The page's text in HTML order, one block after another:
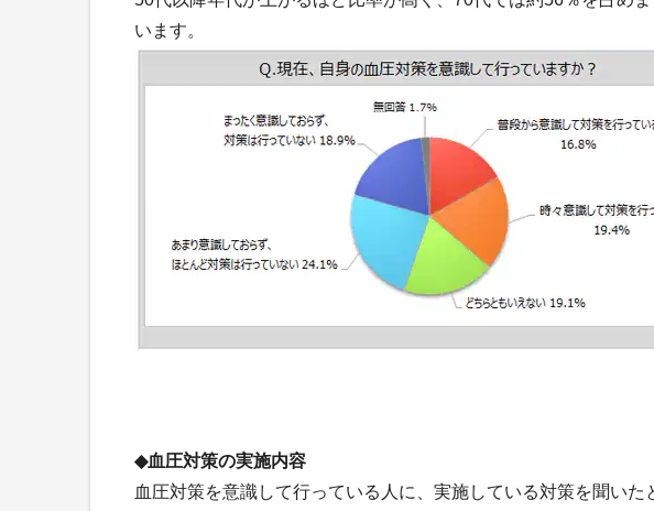
います。
◆血圧対策の実施内容
血圧対策を意識して行っている人に、実施している対策を聞い